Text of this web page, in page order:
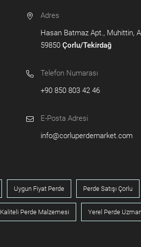
Adres
Hasan Batmaz Apt., Muhittin,
59850 Çorlu/Tekirdağ
Telefon Numarası
+90 850 803 42 46
E-Posta Adresi
info@corluperdemarket.com
Uygun Fiyat Perde Perde Satışı Çorlu
Kaliteli Perde Malzemesi Yerel Perde